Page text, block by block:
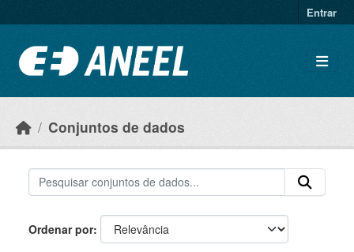
Entrar
Conjuntos de dados
Ordenar por